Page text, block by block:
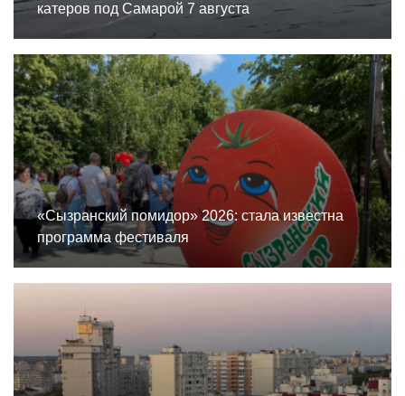
катеров под Самарой 7 августа
«Сызранский помидор» 2026: стала известна
программа фестиваля